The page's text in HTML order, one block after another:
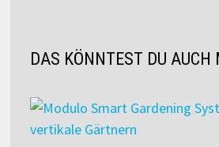
DAS KÖNNTEST DU AUCH